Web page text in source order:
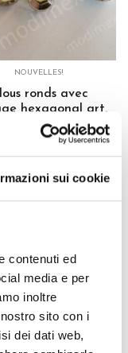
sui cookie
contenuti ed
media e per
inoltre
sito con i
dei dati web,
NOUVELLES!
ronds avec
hexagonal art.
HEX
Découvrez